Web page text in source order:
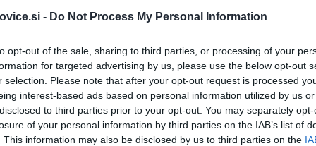
- Do Not Process My Personal Information
opt-out of the sale, sharing to third parties, or processing of your
for targeted advertising by us, please use the below opt-out
selection. Please note that after your opt-out request is processed
interest-based ads based on personal information utilized by us
to third parties prior to your opt-out. You may separately
of your personal information by third parties on the IAB’s list of
This information may also be disclosed by us to third parties on the
26. septembra 2025, ob 16. urivabijo vStaro
je tema, ki zaznamuje letošnje Dneve evropske